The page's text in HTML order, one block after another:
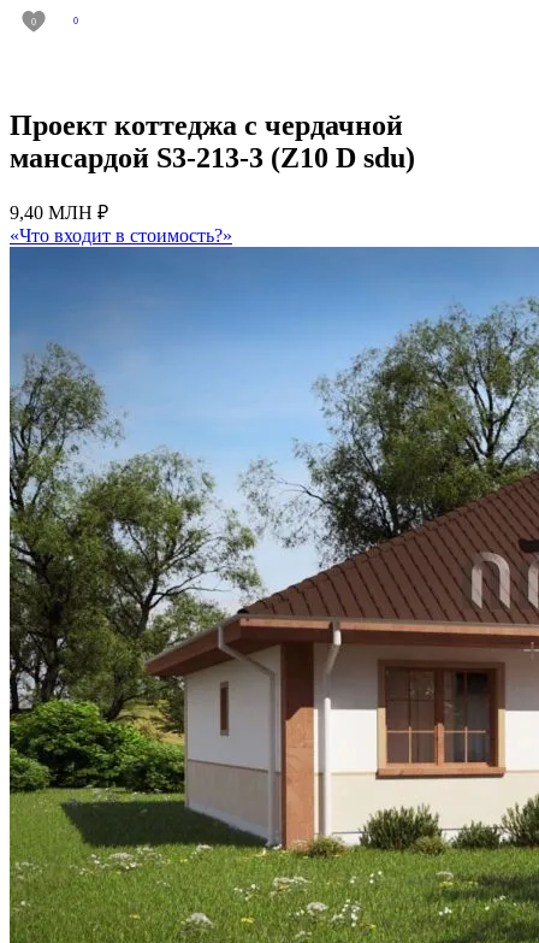
0 0
Проект коттеджа с чердачной
мансардой S3-213-3 (Z10 D sdu)
9,40 МЛН ₽
«Что входит в стоимость?»